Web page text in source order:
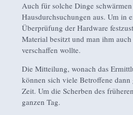
Auch für solche Dinge
Hausdurchsuchungen aus. Um in
Überprüfung der Hardware
Material besitzt und man ihm
verschaffen wollte.
Die Mitteilung, wonach das
können sich viele Betroffene
Zeit. Um die Scherben des
ganzen Tag.